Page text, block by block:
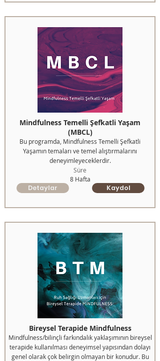
Mindfulness Temelli Şefkatli Yaşam
(MBCL)
Bu programda, Mindfulness Temelli Şefkatli
Yaşamın temaları ve temel alıştırmalarını
deneyimleyeceklerdir.
Süre
8 Hafta
Detaylar Kaydol
Bireysel Terapide Mindfulness
Mindfulness/bilinçli farkındalık yaklaşımının bireysel
terapide kullanılması deneyimsel yapısından dolayı
genel olarak çok belirgin olmayan bir konudur. Bu